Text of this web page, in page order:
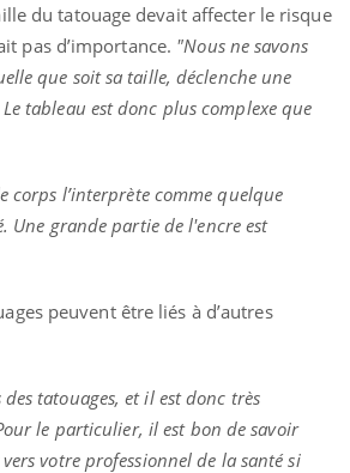
du tatouage devait affecter le risque
pas d’importance. "Nous ne savons
que soit sa taille, déclenche une
tableau est donc plus complexe que
corps l’interprète comme quelque
Une grande partie de l'encre est
peuvent être liés à d’autres
tatouages, et il est donc très
le particulier, il est bon de savoir
votre professionnel de la santé si
Le Ramadan approche, et, pour de
nombreuses personnes atteintes de
diabète, c'est une période de questions, de